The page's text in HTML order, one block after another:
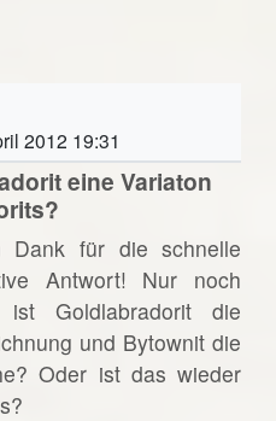
2012 19:31
eine Variaton
Dank für die schnelle
Antwort! Nur noch
Goldlabradorit die
und Bytownit die
Oder ist das wieder